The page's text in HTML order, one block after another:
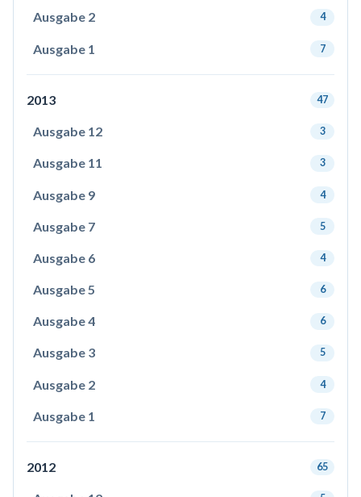
Ausgabe 2 4
Ausgabe 1 7
2013 47
Ausgabe 12 3
Ausgabe 11 3
Ausgabe 9 4
Ausgabe 7 5
Ausgabe 6 4
Ausgabe 5 6
Ausgabe 4 6
Ausgabe 3 5
Ausgabe 2 4
Ausgabe 1 7
2012 65